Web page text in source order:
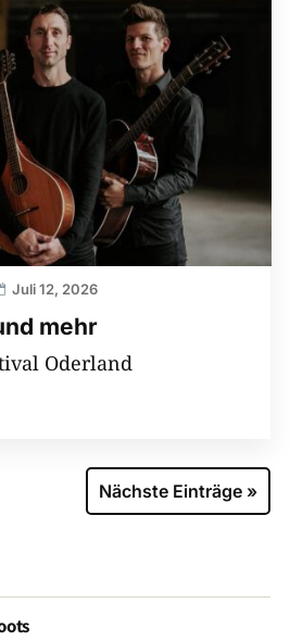
mehr
Juli 12, 2026
Oderland
Nächste Einträge »